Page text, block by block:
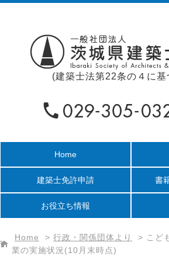
(建築士法第22条の４に基
Home
建築士免許申請 書
お役立ち情報
Home > 行政・関係団体より > こど
業の実施状況(10月末時点)